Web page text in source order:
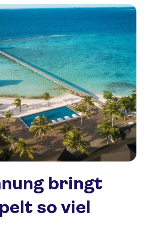
bringt
so viel